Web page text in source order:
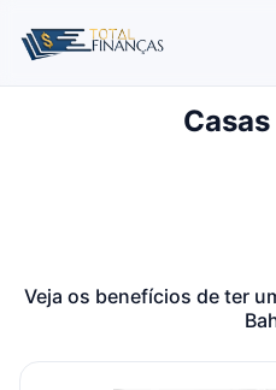
Veja os benefícios de ter